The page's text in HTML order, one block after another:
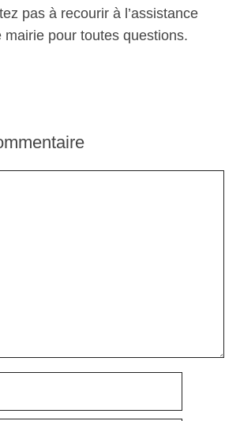
pas à recourir à l’assistance
mairie pour toutes questions.